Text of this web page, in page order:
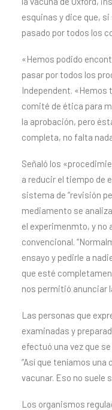
esquinas y dice que,
pasado por todos los
«Hemos podido
pasar por todos los
Independent. «Hemos
comité de ética para
la aprobación, pero
completa, no falta
Señaló los
a reducir el tiempo de
sistema de “revisión
mediamento se
el experimenmto, y no
convencional.
ensayo y pedirle a
que esté
nos permitió anunciar
Las personas que
examinadas y
efectuó una vez que
“Así que teníamos
vacunar. Eso no suele
Los organismos